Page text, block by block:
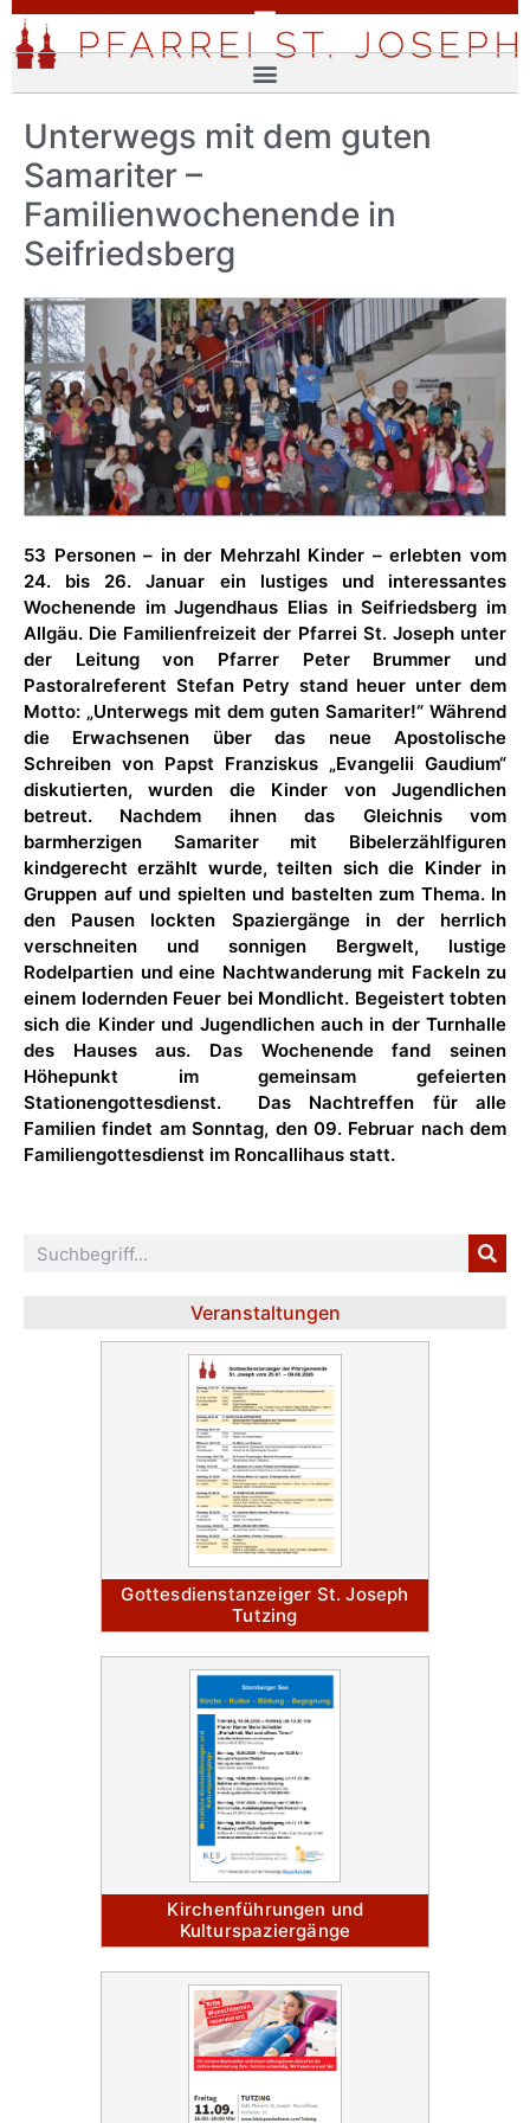
Unterwegs mit dem guten
Samariter –
Familienwochenende in
Seifriedsberg
53 Personen – in der Mehrzahl Kinder – erlebten vom
24. bis 26. Januar ein lustiges und interessantes
Wochenende im Jugendhaus Elias in Seifriedsberg im
Allgäu. Die Familienfreizeit der Pfarrei St. Joseph unter
der Leitung von Pfarrer Peter Brummer und
Pastoralreferent Stefan Petry stand heuer unter dem
Motto: „Unterwegs mit dem guten Samariter!“ Während
die Erwachsenen über das neue Apostolische
Schreiben von Papst Franziskus „Evangelii Gaudium“
diskutierten, wurden die Kinder von Jugendlichen
betreut. Nachdem ihnen das Gleichnis vom
barmherzigen Samariter mit Bibelerzählfiguren
kindgerecht erzählt wurde, teilten sich die Kinder in
Gruppen auf und spielten und bastelten zum Thema. In
den Pausen lockten Spaziergänge in der herrlich
verschneiten und sonnigen Bergwelt, lustige
Rodelpartien und eine Nachtwanderung mit Fackeln zu
einem lodernden Feuer bei Mondlicht. Begeistert tobten
sich die Kinder und Jugendlichen auch in der Turnhalle
des Hauses aus. Das Wochenende fand seinen
Höhepunkt im gemeinsam gefeierten
Stationengottesdienst. Das Nachtreffen für alle
Familien findet am Sonntag, den 09. Februar nach dem
Familiengottesdienst im Roncallihaus statt.
Veranstaltungen
Gottesdienstanzeiger St. Joseph
Tutzing
Kirchenführungen und
Kulturspaziergänge